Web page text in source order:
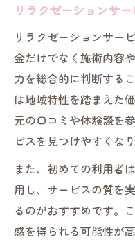
リラクゼーションサ
リラクゼーションサー
金だけでなく施術内容
力を総合的に判断する
は地域特性を踏まえた
元の口コミや体験談を
ビスを見つけやすくなり
また、初めての利用者
用し、サービスの質を
るのがおすすめです。
感を得られる可能性が高